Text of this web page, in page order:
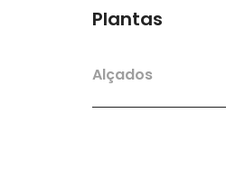
Plantas
Alçados